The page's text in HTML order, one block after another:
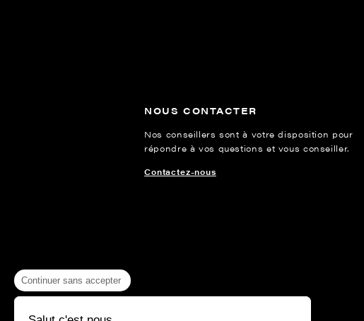
NOUS CONTACTER
Nos conseillers sont à votre disposition pour
répondre à vos questions et vous conseiller.
Contactez-nous
Continuer sans accepter